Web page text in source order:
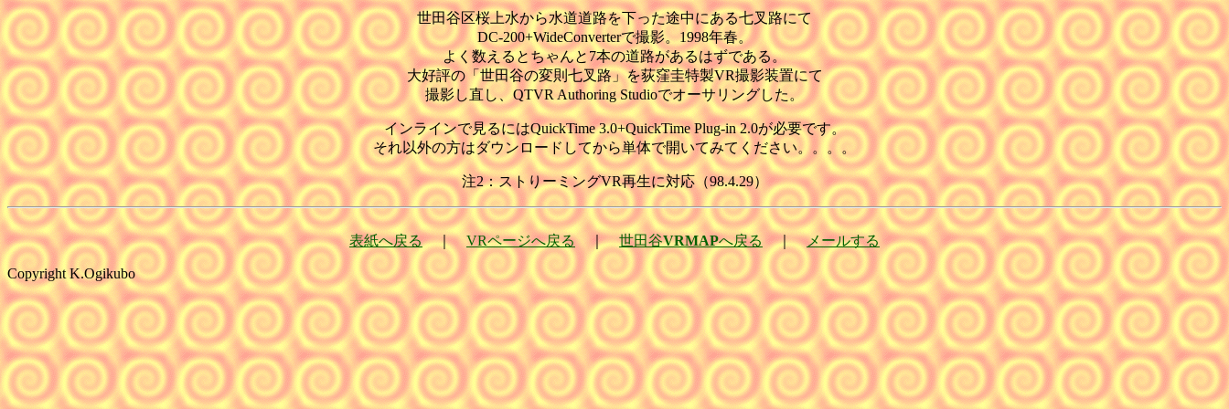
世田谷区桜上水から水道道路を下った途中にある七叉路にて
DC-200+WideConverterで撮影。1998年春。
よく数えるとちゃんと7本の道路があるはずである。
大好評の「世田谷の変則七叉路」を荻窪圭特製VR撮影装置にて
撮影し直し、QTVR Authoring Studioでオーサリングした。
インラインで見るにはQuickTime 3.0+QuickTime Plug-in 2.0が必要です。
それ以外の方はダウンロードしてから単体で開いてみてください。。。。
注2：ストりーミングVR再生に対応（98.4.29）
表紙へ戻る｜VRページへ戻る｜世田谷VRMAPへ戻る ｜メールする
Copyright K.Ogikubo